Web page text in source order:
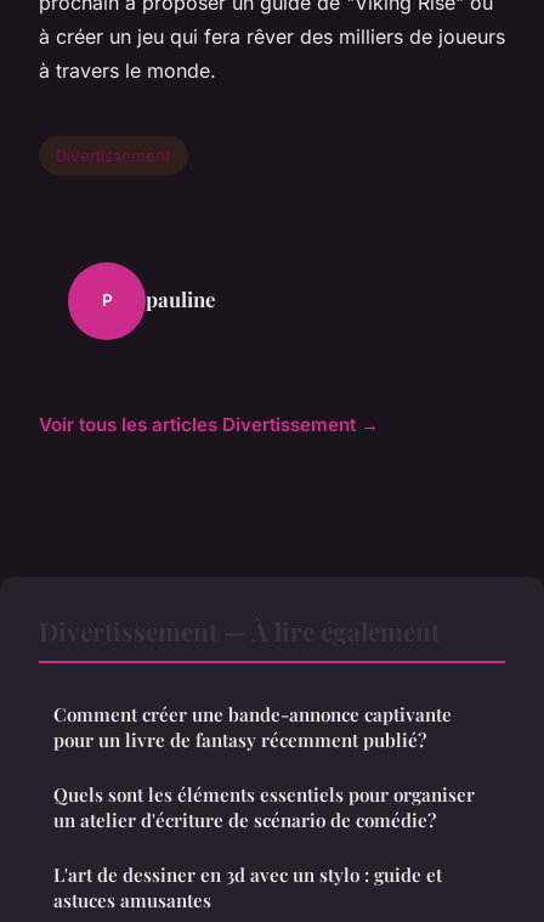
à créer un jeu qui fera rêver des milliers de joueurs
à travers le monde.
Divertissement
P pauline
Voir tous les articles Divertissement →
Comment créer une bande-annonce captivante
pour un livre de fantasy récemment publié?
Quels sont les éléments essentiels pour organiser
un atelier d'écriture de scénario de comédie?
L'art de dessiner en 3d avec un stylo : guide et
astuces amusantes